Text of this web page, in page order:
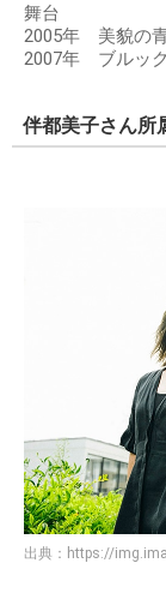
舞台
2005年 美貌の
2007年 ブルッ
伴都美子さん
出典： https://